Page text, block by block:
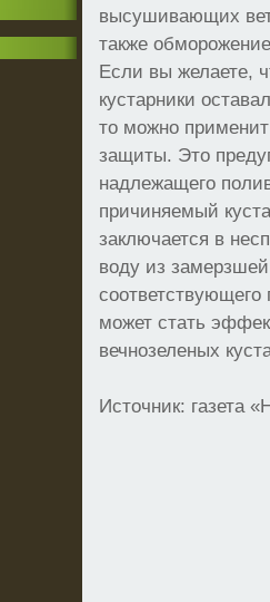
высушивающих
также
Если вы желаете,
кустарники
то можно
защиты. Это
надлежащего
причиняемый
заключается в
воду из
может стать
вечнозеленых
Источник: газета